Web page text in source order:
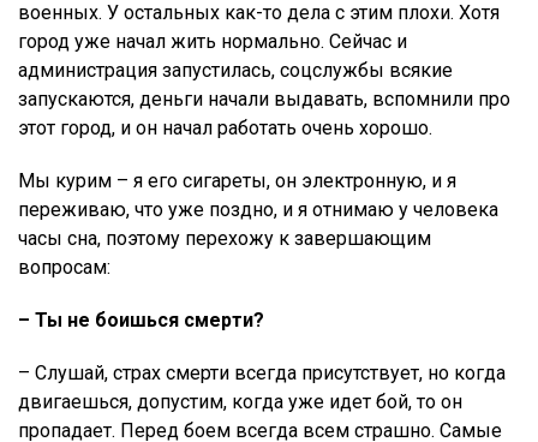
военных. У остальных как-то дела с этим плохи. Хотя
город уже начал жить нормально. Сейчас и
администрация запустилась, соцслужбы всякие
запускаются, деньги начали выдавать, вспомнили про
этот город, и он начал работать очень хорошо.
Мы курим – я его сигареты, он электронную, и я
переживаю, что уже поздно, и я отнимаю у человека
часы сна, поэтому перехожу к завершающим
вопросам:
– Ты не боишься смерти?
– Слушай, страх смерти всегда присутствует, но когда
двигаешься, допустим, когда уже идет бой, то он
пропадает. Перед боем всегда всем страшно. Самые